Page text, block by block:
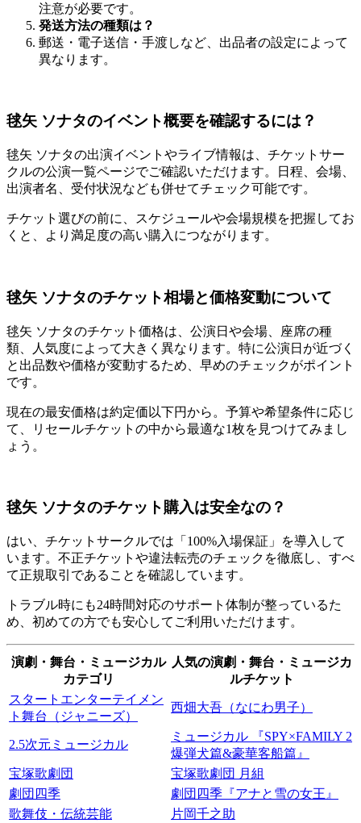
注意が必要です。
発送方法の種類は？
郵送・電子送信・手渡しなど、出品者の設定によって
異なります。
毬矢 ソナタのイベント概要を確認するには？
毬矢 ソナタの出演イベントやライブ情報は、チケットサー
クルの公演一覧ページでご確認いただけます。日程、会場、
出演者名、受付状況なども併せてチェック可能です。
チケット選びの前に、スケジュールや会場規模を把握してお
くと、より満足度の高い購入につながります。
毬矢 ソナタのチケット相場と価格変動について
毬矢 ソナタのチケット価格は、公演日や会場、座席の種
類、人気度によって大きく異なります。特に公演日が近づく
と出品数や価格が変動するため、早めのチェックがポイント
です。
現在の最安価格は約定価以下円から。予算や希望条件に応じ
て、リセールチケットの中から最適な1枚を見つけてみまし
ょう。
毬矢 ソナタのチケット購入は安全なの？
はい、チケットサークルでは「100%入場保証」を導入して
います。不正チケットや違法転売のチェックを徹底し、すべ
て正規取引であることを確認しています。
トラブル時にも24時間対応のサポート体制が整っているた
め、初めての方でも安心してご利用いただけます。
演劇・舞台・ミュージカル
カテゴリ
人気の演劇・舞台・ミュージカ
ルチケット
スタートエンターテイメン
ト舞台（ジャニーズ）
西畑大吾（なにわ男子）
2.5次元ミュージカル
ミュージカル 『SPY×FAMILY 2
爆弾犬篇&豪華客船篇』
宝塚歌劇団
宝塚歌劇団 月組
劇団四季
劇団四季『アナと雪の女王』
歌舞伎・伝統芸能
片岡千之助